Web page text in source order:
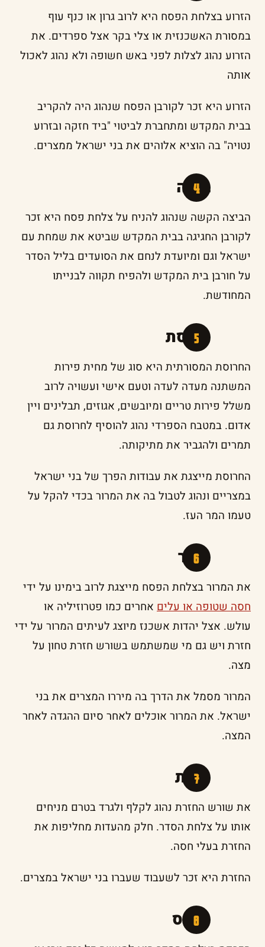
הזרוע בצלחת הפסח היא לרוב גרון או כנף עוף
במסורת האשכנזית או צלי בקר אצל ספרדים. את
הזרוע נהוג לצלות לפני באש חשופה ולא נהוג לאכול
אותה
הזרוע היא זכר לקורבן הפסח שנהוג היה להקריב
בבית המקדש ומתחברת לביטוי "ביד חזקה ובזרוע
נטויה" בה הוציא אלוהים את בני ישראל ממצרים.
ביצה
הביצה הקשה שנהוג להניח על צלחת פסח היא זכר
לקורבן החגיגה בבית המקדש שביטא את שמחת עם
ישראל וגם ומיועדת לנחם את הסועדים בליל הסדר
על חורבן בית המקדש ולהפיח תקווה לבנייתו
המחודשת.
חרוסת
החרוסת המסורתית היא סוג של מחית פירות
המשתנה מעדה לעדה וטעם אישי ועשויה לרוב
משלל פירות טריים ומיובשים, אגוזים, תבלינים ויין
אדום. במטבח הספרדי נהוג להוסיף לחרוסת גם
תמרים ולהגביר את מתיקותה.
החרוסת מייצגת את עבודות הפרך של בני ישראל
במצריים ונהוג לטבול בה את המרור בכדי להקל על
טעמו המר העז.
מרור
את המרור בצלחת הפסח מייצגת לרוב בימינו על ידי
חסה שטופה או עלים אחרים כמו פטרוזיליה או
עולש. אצל יהדות אשכנז מיוצג לעיתים המרור על ידי
חזרת ויש גם מי שמשתמש בשורש חזרת טחון על
מצה.
המרור מסמל את הדרך בה מיררו המצרים את בני
ישראל. את המרור אוכלים לאחר סיום ההגדה לאחר
המצה.
חזרת
את שורש החזרת נהוג לקלף ולגרד בטרם מניחים
אותו על צלחת הסדר. חלק מהעדות מחליפות את
החזרת בעלי חסה.
החזרת היא זכר לשעבוד שעברו בני ישראל במצרים.
כרפס